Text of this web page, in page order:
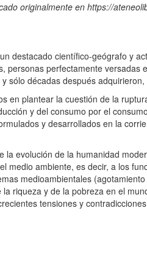
originalmente en https://
destacado científico-geógrafo y
personas perfectamente versadas
sólo décadas después
en plantear la cuestión de la
y del consumo por el
y desarrollados en la
evolución de la humanidad
medio ambiente, es decir, a los
medioambientales
riqueza y de la pobreza en el
tensiones y